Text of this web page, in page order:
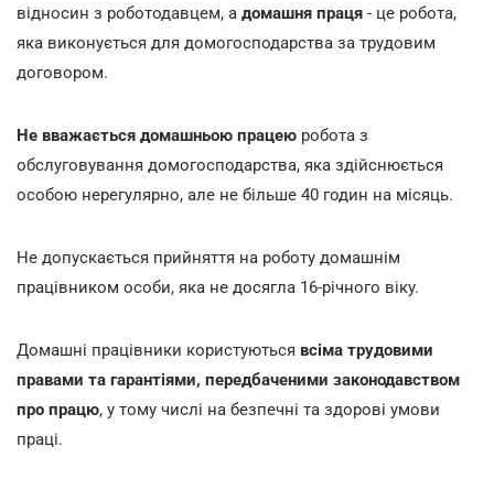
відносин з роботодавцем, а домашня праця - це робота,
яка виконується для домогосподарства за трудовим
договором.
Не вважається домашньою працею робота з
обслуговування домогосподарства, яка здійснюється
особою нерегулярно, але не більше 40 годин на місяць.
Не допускається прийняття на роботу домашнім
працівником особи, яка не досягла 16-річного віку.
Домашні працівники користуються всіма трудовими
правами та гарантіями, передбаченими законодавством
про працю, у тому числі на безпечні та здорові умови
праці.